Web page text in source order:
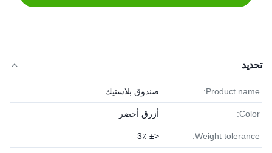
تحديد
Product name: صندوق بلاستيك
Color: أزرق أخضر
Weight tolerance: <± 3٪